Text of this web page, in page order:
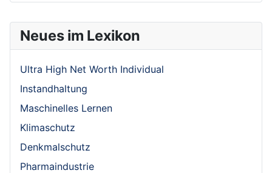
Neues im Lexikon
Ultra High Net Worth Individual
Instandhaltung
Maschinelles Lernen
Klimaschutz
Denkmalschutz
Pharmaindustrie